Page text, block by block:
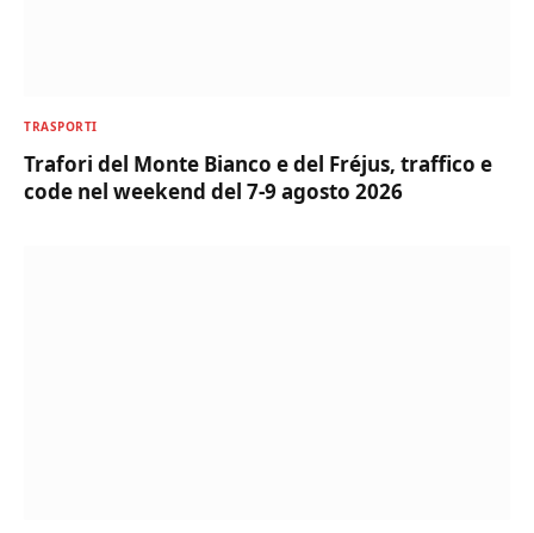
TRASPORTI
Trafori del Monte Bianco e del Fréjus, traffico e
code nel weekend del 7-9 agosto 2026